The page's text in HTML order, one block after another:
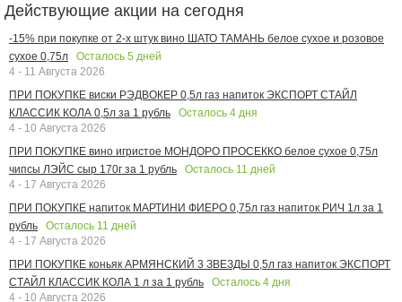
Действующие акции на сегодня
-15% при покупке от 2-х штук вино ШАТО ТАМАНЬ белое сухое и розовое
сухое 0,75л
Осталось 5 дней
4 - 11 Августа 2026
ПРИ ПОКУПКЕ виски РЭДВОКЕР 0,5л газ напиток ЭКСПОРТ СТАЙЛ
КЛАССИК КОЛА 0,5л за 1 рубль
Осталось 4 дня
4 - 10 Августа 2026
ПРИ ПОКУПКЕ вино игристое МОНДОРО ПРОСЕККО белое сухое 0,75л
чипсы ЛЭЙС сыр 170г за 1 рубль
Осталось 11 дней
4 - 17 Августа 2026
ПРИ ПОКУПКЕ напиток МАРТИНИ ФИЕРО 0,75л газ напиток РИЧ 1л за 1
рубль
Осталось 11 дней
4 - 17 Августа 2026
ПРИ ПОКУПКЕ коньяк АРМЯНСКИЙ 3 ЗВЕЗДЫ 0,5л газ напиток ЭКСПОРТ
СТАЙЛ КЛАССИК КОЛА 1 л за 1 рубль
Осталось 4 дня
4 - 10 Августа 2026